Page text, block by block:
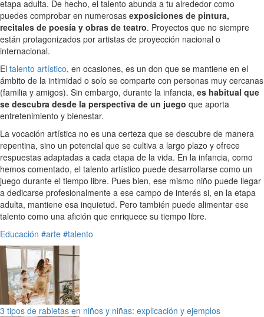
etapa adulta. De hecho, el talento abunda a tu alrededor como
puedes comprobar en numerosas exposiciones de pintura,
recitales de poesía y obras de teatro. Proyectos que no siempre
están protagonizados por artistas de proyección nacional o
internacional.
El talento artístico, en ocasiones, es un don que se mantiene en el
ámbito de la intimidad o solo se comparte con personas muy cercanas
(familia y amigos). Sin embargo, durante la infancia, es habitual que
se descubra desde la perspectiva de un juego que aporta
entretenimiento y bienestar.
La vocación artística no es una certeza que se descubre de manera
repentina, sino un potencial que se cultiva a largo plazo y ofrece
respuestas adaptadas a cada etapa de la vida. En la infancia, como
hemos comentado, el talento artístico puede desarrollarse como un
juego durante el tiempo libre. Pues bien, ese mismo niño puede llegar
a dedicarse profesionalmente a ese campo de interés si, en la etapa
adulta, mantiene esa inquietud. Pero también puede alimentar ese
talento como una afición que enriquece su tiempo libre.
Educación #arte #talento
3 tipos de rabietas en niños y niñas: explicación y ejemplos